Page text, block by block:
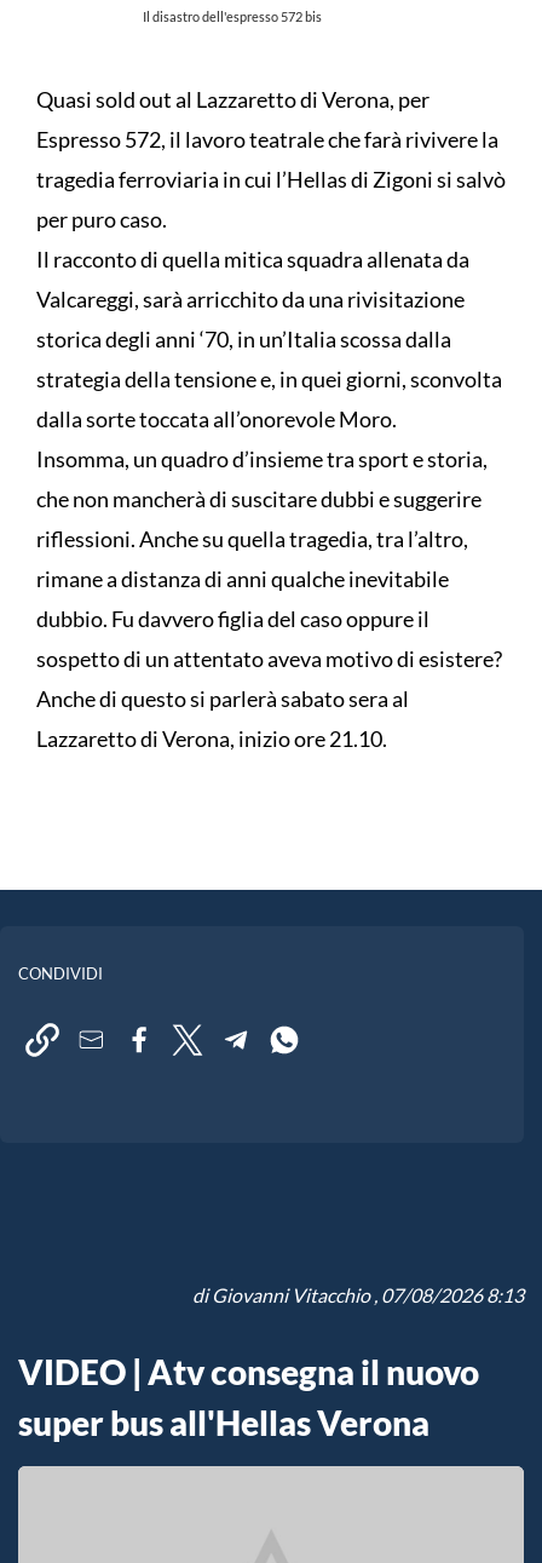
Il disastro dell'espresso 572 bis
Quasi sold out al Lazzaretto di Verona, per
Espresso 572, il lavoro teatrale che farà rivivere la
tragedia ferroviaria in cui l’Hellas di Zigoni si salvò
per puro caso.
Il racconto di quella mitica squadra allenata da
Valcareggi, sarà arricchito da una rivisitazione
storica degli anni ‘70, in un’Italia scossa dalla
strategia della tensione e, in quei giorni, sconvolta
dalla sorte toccata all’onorevole Moro.
Insomma, un quadro d’insieme tra sport e storia,
che non mancherà di suscitare dubbi e suggerire
riflessioni. Anche su quella tragedia, tra l’altro,
rimane a distanza di anni qualche inevitabile
dubbio. Fu davvero figlia del caso oppure il
sospetto di un attentato aveva motivo di esistere?
Anche di questo si parlerà sabato sera al
Lazzaretto di Verona, inizio ore 21.10.
CONDIVIDI
diGiovanni Vitacchio, 07/08/2026 8:13
VIDEO | Atv consegna il nuovo
super bus all'Hellas Verona